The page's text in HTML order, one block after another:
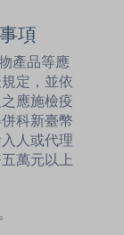
項
產品等應
定，並依
應施檢疫
科新臺幣
人或代理
萬元以上